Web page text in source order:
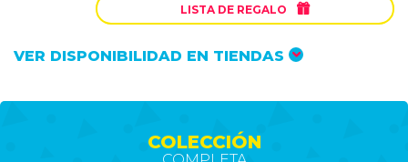
LISTA DE REGALO 
VER DISPONIBILIDAD EN TIENDAS
COLECCIÓN